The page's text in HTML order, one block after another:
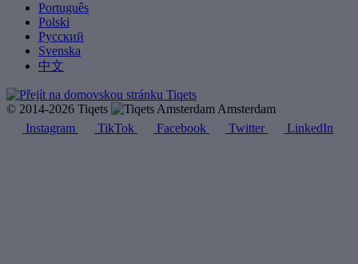
Português
Polski
Русский
Svenska
中文
© 2014-2026 Tiqets
Amsterdam
Instagram
TikTok Facebook Twitter LinkedIn